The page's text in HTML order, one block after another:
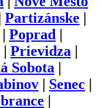
Partizánske |
| Poprad |
| Prievidza |
Sobota |
| Senec |
|